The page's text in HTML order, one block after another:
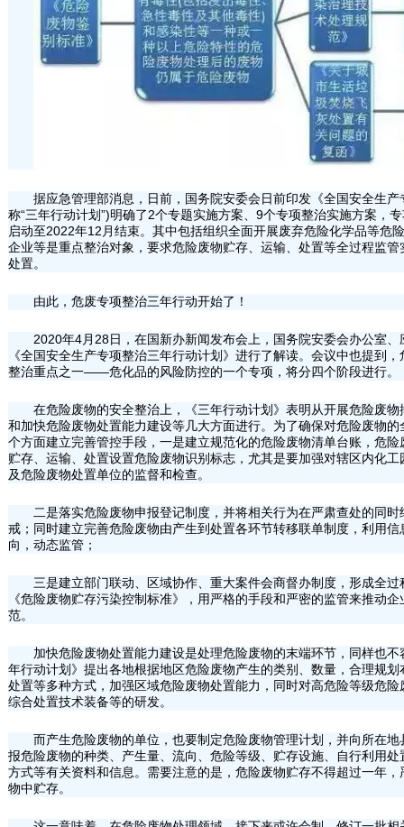
据应急管理部消息，日前，国务院安委会日前印发《全国安全生
称“三年行动计划”)明确了2个专题实施方案、9个专项整治实施方案，
启动至2022年12月结束。其中包括组织全面开展废弃危险化学品等危
企业等是重点整治对象，要求危险废物贮存、运输、处置等全过程监
处置。
由此，危废专项整治三年行动开始了！
2020年4月28日，在国新办新闻发布会上，国务院安委会办公室
《全国安全生产专项整治三年行动计划》进行了解读。会议中也提到
整治重点之一——危化品的风险防控的一个专项，将分四个阶段进行。
在危险废物的安全整治上，《三年行动计划》表明从开展危险废
和加快危险废物处置能力建设等几大方面进行。为了确保对危险废物
个方面建立完善管控手段，一是建立规范化的危险废物清单台账，危
贮存、运输、处置设置危险废物识别标志，尤其是要加强对辖区内化
及危险废物处置单位的监督和检查。
二是落实危险废物申报登记制度，并将相关行为在严肃查处的同
戒；同时建立完善危险废物由产生到处置各环节转移联单制度，利用
向，动态监管；
三是建立部门联动、区域协作、重大案件会商督办制度，形成全
《危险废物贮存污染控制标准》，用严格的手段和严密的监管来推动
范。
加快危险废物处置能力建设是处理危险废物的末端环节，同样也
年行动计划》提出各地根据地区危险废物产生的类别、数量，合理规
处置等多种方式，加强区域危险废物处置能力，同时对高危险等级危
综合处置技术装备等的研发。
而产生危险废物的单位，也要制定危险废物管理计划，并向所在
报危险废物的种类、产生量、流向、危险等级、贮存设施、自行利用
方式等有关资料和信息。需要注意的是，危险废物贮存不得超过一年
物中贮存。